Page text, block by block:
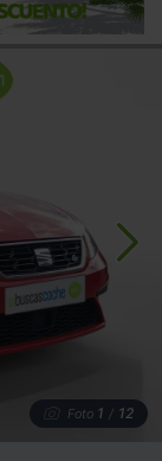
Foto 1 / 12